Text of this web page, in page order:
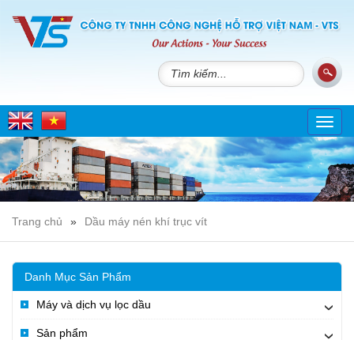
Trang chủ » Dầu máy nén khí trục vít
Danh Mục Sản Phẩm
Máy và dịch vụ lọc dầu ›
Sản phẩm ›